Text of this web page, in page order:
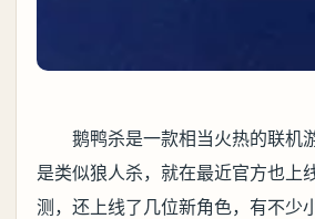
鹅鸭杀是一款相当火热的联机
是类似狼人杀，就在最近官方也上
测，还上线了几位新角色，有不少